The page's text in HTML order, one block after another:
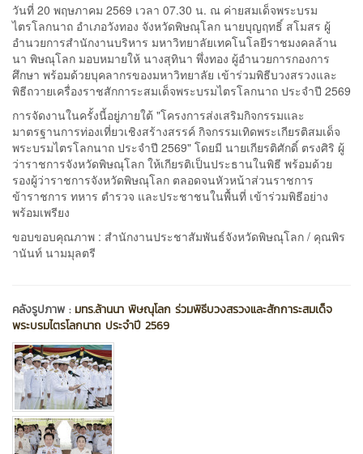
วันที่ 20 พฤษภาคม 2569 เวลา 07.30 น. ณ ค่ายสมเด็จพระบรม
ไตรโลกนาถ อำเภอวังทอง จังหวัดพิษณุโลก นายบุญฤทธิ์ สโมสร ผู้
อำนวยการสำนักงานบริหาร มหาวิทยาลัยเทคโนโลยีราชมงคลล้าน
นา พิษณุโลก มอบหมายให้ นางสุทินา พึ่งทอง ผู้อำนวยการกองการ
ศึกษา พร้อมด้วยบุคลากรของมหาวิทยาลัย เข้าร่วมพิธีบวงสรวงและ
พิธีถวายเครื่องราชสักการะสมเด็จพระบรมไตรโลกนาถ ประจำปี 2569
การจัดงานในครั้งนี้อยู่ภายใต้ "โครงการส่งเสริมกิจกรรมและ
มาตรฐานการท่องเที่ยวเชิงสร้างสรรค์ กิจกรรมเทิดพระเกียรติสมเด็จ
พระบรมไตรโลกนาถ ประจำปี 2569" โดยมี นายเกียรติศักดิ์ ตรงศิริ ผู้
ว่าราชการจังหวัดพิษณุโลก ให้เกียรติเป็นประธานในพิธี พร้อมด้วย
รองผู้ว่าราชการจังหวัดพิษณุโลก ตลอดจนหัวหน้าส่วนราชการ
ข้าราชการ ทหาร ตำรวจ และประชาชนในพื้นที่ เข้าร่วมพิธีอย่าง
พร้อมเพรียง
ขอบขอบคุณภาพ : สำนักงานประชาสัมพันธ์จังหวัดพิษณุโลก / คุณพิร
านันท์ นามมุลตรี
คลังรูปภาพ : มทร.ล้านนา พิษณุโลก ร่วมพิธีบวงสรวงและสักการะสมเด็จ
พระบรมไตรโลกนาถ ประจำปี 2569